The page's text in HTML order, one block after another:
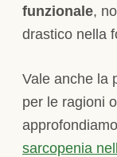
funzionale,
drastico nella
Vale anche la
per le ragioni
sarcopenia